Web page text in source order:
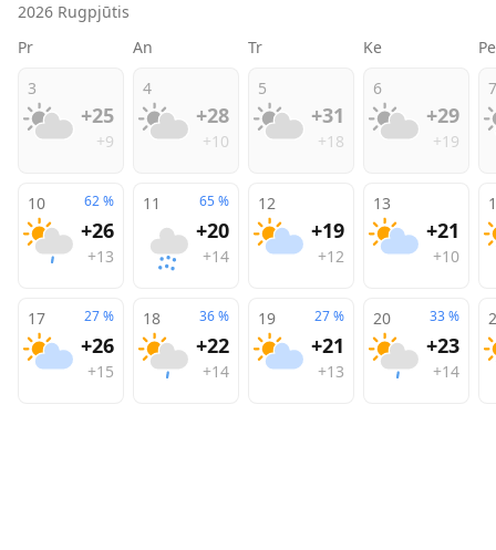
2026 Rugpjūtis
Pr
An Tr Ke
Pe
3
+25
+9
4
+28
+10
5
+31
+18
6
+29
+19
7
10 62%
+26
+13
11 65%
+20
+14
12
+19
+12
13
+21
+10
17 27%
+26
+15
18 36%
+22
+14
19 27%
+21
+13
20 33%
+23
+14